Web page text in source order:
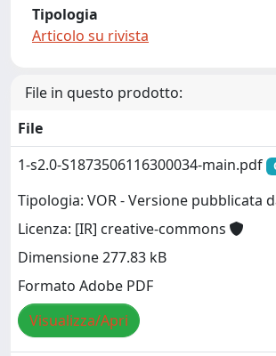
Tipologia
Articolo su rivista
File in questo prodotto:
File
1-s2.0-S1873506116300034-main.pdf
Tipologia: VOR - Versione pubblicata
Licenza: [IR] creative-commons
Dimensione 277.83 kB
Formato Adobe PDF
Visualizza/Apri